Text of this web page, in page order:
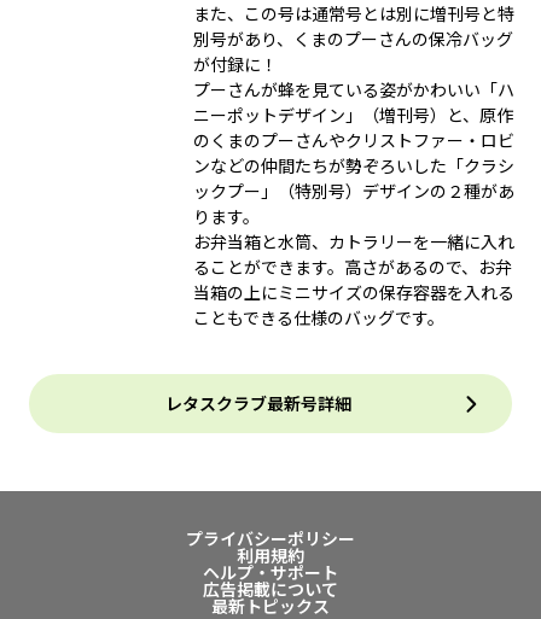
また、この号は通常号とは別に増刊号と特
別号があり、くまのプーさんの保冷バッグ
が付録に！
プーさんが蜂を見ている姿がかわいい「ハ
ニーポットデザイン」（増刊号）と、原作
のくまのプーさんやクリストファー・ロビ
ンなどの仲間たちが勢ぞろいした「クラシ
ックプー」（特別号）デザインの２種があ
ります。
お弁当箱と水筒、カトラリーを一緒に入れ
ることができます。高さがあるので、お弁
当箱の上にミニサイズの保存容器を入れる
こともできる仕様のバッグです。
レタスクラブ最新号詳細
プライバシーポリシー
利用規約
ヘルプ・サポート
広告掲載について
最新トピックス